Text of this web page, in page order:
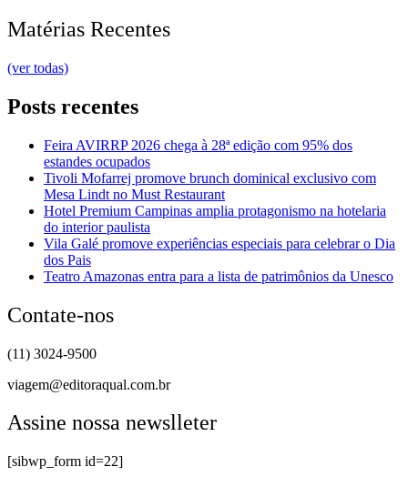
Matérias Recentes
(ver todas)
Posts recentes
Feira AVIRRP 2026 chega à 28ª edição com 95% dos
estandes ocupados
Tivoli Mofarrej promove brunch dominical exclusivo com
Mesa Lindt no Must Restaurant
Hotel Premium Campinas amplia protagonismo na hotelaria
do interior paulista
Vila Galé promove experiências especiais para celebrar o Dia
dos Pais
Teatro Amazonas entra para a lista de patrimônios da Unesco
Contate-nos
(11) 3024-9500
viagem@editoraqual.com.br
Assine nossa newslleter
[sibwp_form id=22]